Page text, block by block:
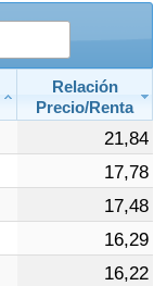
Relación
Precio/Renta
21,84
17,78
17,48
16,29
16,22